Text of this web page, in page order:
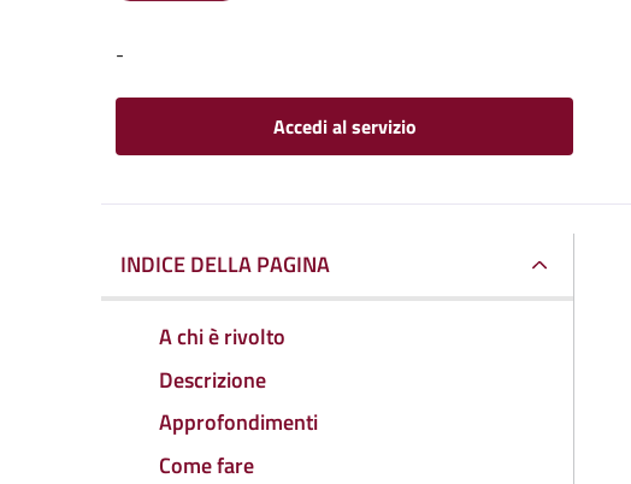
-
Accedi al servizio
INDICE DELLA PAGINA
A chi è rivolto
Descrizione
Approfondimenti
Come fare